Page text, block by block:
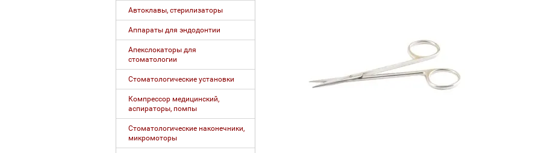
Автоклавы, стерилизаторы
Аппараты для эндодонтии
Апекслокаторы для
стоматологии
Стоматологические установки
Компрессор медицинский,
аспираторы, помпы
Стоматологические наконечники,
микромоторы